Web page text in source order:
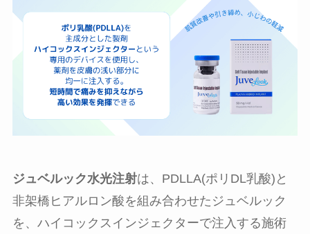
ジュベルック水光注射は、PDLLA(ポリDL乳酸)と
非架橋ヒアルロン酸を組み合わせたジュベルック
を、ハイコックスインジェクターで注入する施術